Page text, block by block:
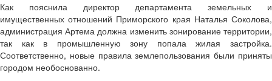
Как пояснила директор департамента земельных и
имущественных отношений Приморского края Наталья Соколова,
администрация Артема должна изменить зонирование территории,
так как в промышленную зону попала жилая застройка.
Соответственно, новые правила землепользования были приняты
городом необоснованно.